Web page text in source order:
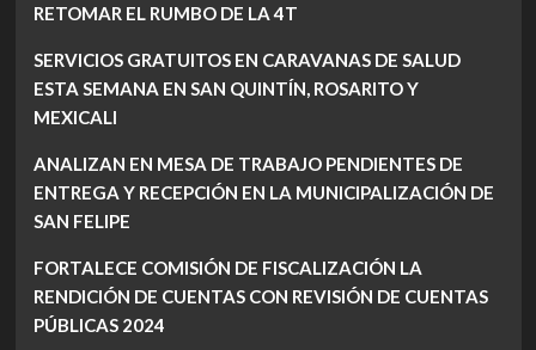
RETOMAR EL RUMBO DE LA 4T
SERVICIOS GRATUITOS EN CARAVANAS DE SALUD
ESTA SEMANA EN SAN QUINTÍN, ROSARITO Y
MEXICALI
ANALIZAN EN MESA DE TRABAJO PENDIENTES DE
ENTREGA Y RECEPCIÓN EN LA MUNICIPALIZACIÓN DE
SAN FELIPE
FORTALECE COMISIÓN DE FISCALIZACIÓN LA
RENDICIÓN DE CUENTAS CON REVISIÓN DE CUENTAS
PÚBLICAS 2024